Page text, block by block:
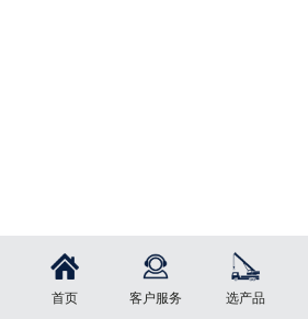
首页 客户服务 选产品